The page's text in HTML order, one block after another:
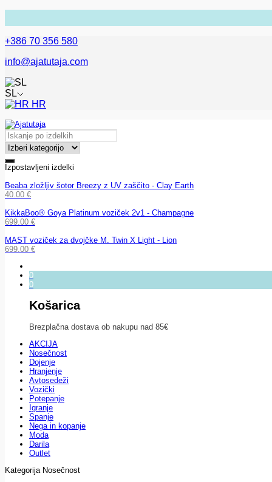
+386 70 356 580
info@ajatutaja.com
SL
HR
Izpostavljeni izdelki
Beaba zložljiv šotor Breezy z UV zaščito - Clay Earth
40.00 €
KikkaBoo® Goya Platinum voziček 2v1 - Champagne
699.00 €
MAST voziček za dvojčke M. Twin X Light - Lion
699.00 €
0
0
Košarica
Brezplačna dostava ob nakupu nad 85€
AKCIJA
Nosečnost
Dojenje
Hranjenje
Avtosedeži
Vozički
Potepanje
Igranje
Spanje
Nega in kopanje
Moda
Darila
Outlet
Kategorija Nosečnost